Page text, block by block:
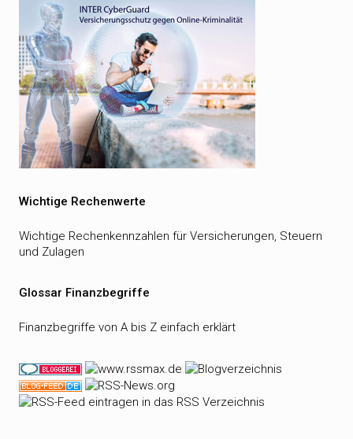
Wichtige Rechenwerte
Wichtige Rechenkennzahlen für Versicherungen, Steuern
und Zulagen
Glossar Finanzbegriffe
Finanzbegriffe von A bis Z einfach erklärt